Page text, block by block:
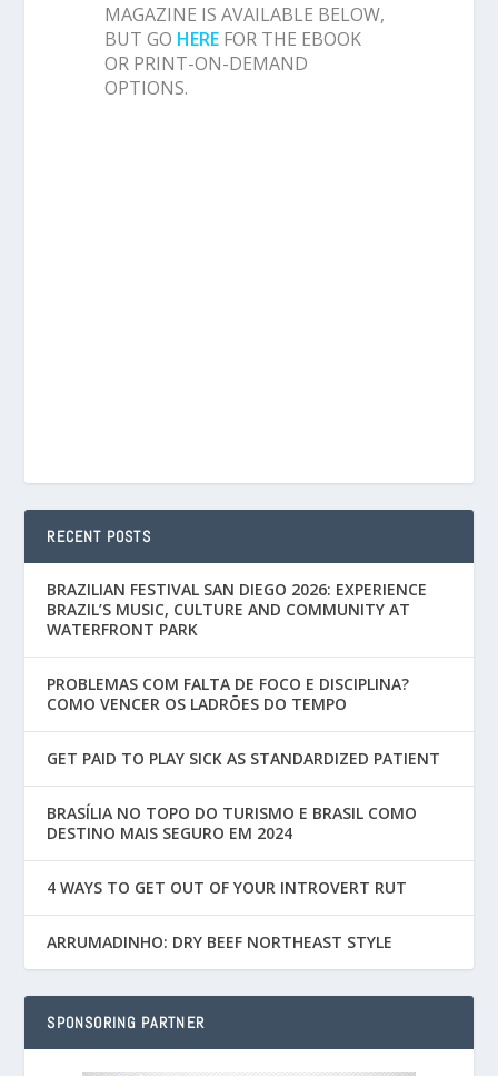
MAGAZINE IS AVAILABLE BELOW,
BUT GO HERE FOR THE EBOOK
OR PRINT-ON-DEMAND
OPTIONS.
RECENT POSTS
BRAZILIAN FESTIVAL SAN DIEGO 2026: EXPERIENCE
BRAZIL’S MUSIC, CULTURE AND COMMUNITY AT
WATERFRONT PARK
PROBLEMAS COM FALTA DE FOCO E DISCIPLINA?
COMO VENCER OS LADRÕES DO TEMPO
GET PAID TO PLAY SICK AS STANDARDIZED PATIENT
BRASÍLIA NO TOPO DO TURISMO E BRASIL COMO
DESTINO MAIS SEGURO EM 2024
4 WAYS TO GET OUT OF YOUR INTROVERT RUT
ARRUMADINHO: DRY BEEF NORTHEAST STYLE
SPONSORING PARTNER